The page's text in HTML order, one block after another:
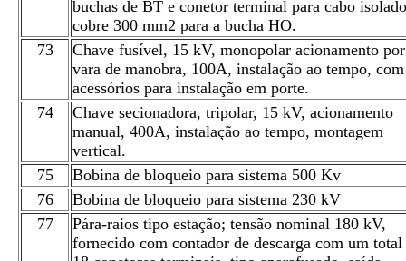
buchas de BT e conetor terminal para cabo
cobre 300 mm2 para a bucha HO.
73
Chave fusível, 15 kV, monopolar acionamento por
vara de manobra, 100A, instalação ao tempo, com
acessórios para instalação em porte.
74
Chave secionadora, tripolar, 15 kV, acionamento
manual, 400A, instalação ao tempo, montagem
vertical.
75
Bobina de bloqueio para sistema 500 Kv
76
Bobina de bloqueio para sistema 230 kV
77
Pára-raios tipo estação; tensão nominal 180 kV,
fornecido com contador de descarga com um total